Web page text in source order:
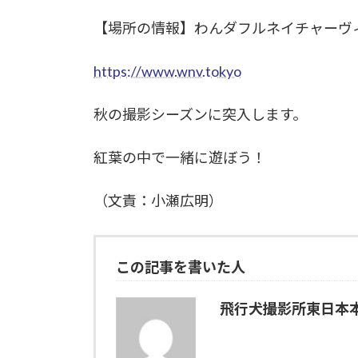
【場所の情報】わんダフルネイチャーヴ
https://www.wnv.tokyo
秋の撮影シーズンに突入します。
紅葉の中で一緒に遊ぼう！
（文責：小瀬広明）
この記事を書いた人
飛行犬撮影所東日本